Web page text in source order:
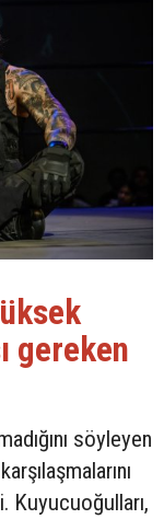
gereken
söyleyen
Kuyucuoğulları,